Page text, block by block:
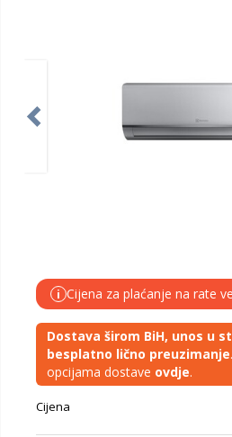
i Cijena za plaćanje na rate
Dostava širom BiH, unos u
besplatno lično preuzimanje
opcijama dostave ovdje.
Cijena